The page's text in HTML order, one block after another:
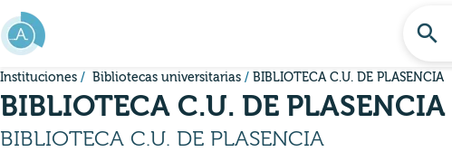
Ir al contenido principal
search
Instituciones Bibliotecas universitarias BIBLIOTECA C.U. DE PLASENCIA
BIBLIOTECA C.U. DE PLASENCIA
BIBLIOTECA C.U. DE PLASENCIA